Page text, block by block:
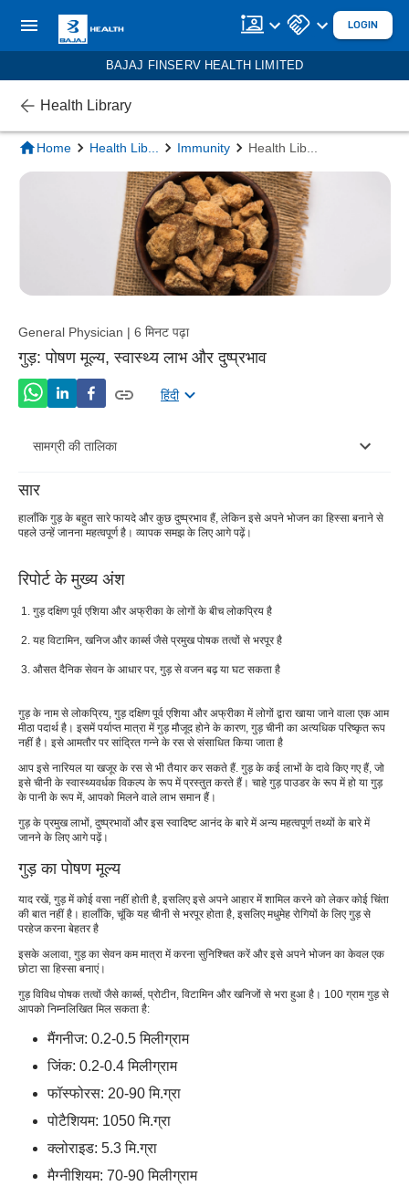
LOGIN
BAJAJ FINSERV HEALTH LIMITED
Health Library
Home Health Lib Immunity Health Lib
General Physician | 6 मिनट पढ़ा
गुड़: पोषण मूल्य, स्वास्थ्य लाभ और दुष्प्रभाव
हिंदी
सामग्री की तालिका
गुड़ के स्वास्थ्य लाभ
गुड़ खाने के साइड इफेक्ट्स
निष्कर्ष
पूछे जाने वाले प्रश्न
सार
हालाँकि गुड़ के बहुत सारे फायदे और कुछ दुष्प्रभाव हैं, लेकिन इसे अपने भोजन का हिस्सा बनाने से
पहले उन्हें जानना महत्वपूर्ण है। व्यापक समझ के लिए आगे पढ़ें।
रिपोर्ट के मुख्य अंश
गुड़ दक्षिण पूर्व एशिया और अफ्रीका के लोगों के बीच लोकप्रिय है
यह विटामिन, खनिज और कार्ब्स जैसे प्रमुख पोषक तत्वों से भरपूर है
औसत दैनिक सेवन के आधार पर, गुड़ से वजन बढ़ या घट सकता है
गुड़ के नाम से लोकप्रिय, गुड़ दक्षिण पूर्व एशिया और अफ्रीका में लोगों द्वारा खाया जाने वाला एक आम
मीठा पदार्थ है। इसमें पर्याप्त मात्रा में गुड़ मौजूद होने के कारण, गुड़ चीनी का अत्यधिक परिष्कृत रूप
नहीं है। इसे आमतौर पर सांद्रित गन्ने के रस से संसाधित किया जाता है
आप इसे नारियल या खजूर के रस से भी तैयार कर सकते हैं. गुड़ के कई लाभों के दावे किए गए हैं, जो
इसे चीनी के स्वास्थ्यवर्धक विकल्प के रूप में प्रस्तुत करते हैं। चाहे गुड़ पाउडर के रूप में हो या गुड़
के पानी के रूप में, आपको मिलने वाले लाभ समान हैं।
गुड़ के प्रमुख लाभों, दुष्प्रभावों और इस स्वादिष्ट आनंद के बारे में अन्य महत्वपूर्ण तथ्यों के बारे में
जानने के लिए आगे पढ़ें।
गुड़ का पोषण मूल्य
याद रखें, गुड़ में कोई वसा नहीं होती है, इसलिए इसे अपने आहार में शामिल करने को लेकर कोई चिंता
की बात नहीं है। हालाँकि, चूंकि यह चीनी से भरपूर होता है, इसलिए मधुमेह रोगियों के लिए गुड़ से
परहेज करना बेहतर है
इसके अलावा, गुड़ का सेवन कम मात्रा में करना सुनिश्चित करें और इसे अपने भोजन का केवल एक
छोटा सा हिस्सा बनाएं।
गुड़ विविध पोषक तत्वों जैसे कार्ब्स, प्रोटीन, विटामिन और खनिजों से भरा हुआ है। 100 ग्राम गुड़ से
आपको निम्नलिखित मिल सकता है:
मैंगनीज: 0.2-0.5 मिलीग्राम
जिंक: 0.2-0.4 मिलीग्राम
फॉस्फोरस: 20-90 मि.ग्रा
पोटैशियम: 1050 मि.ग्रा
क्लोराइड: 5.3 मि.ग्रा
मैग्नीशियम: 70-90 मिलीग्राम